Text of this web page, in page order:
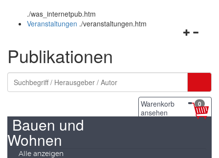
und
schließen
./was_internetpub.htm
Veranstaltungen ./veranstaltungen.htm
Publikationen
Warenkorb
ansehen
0
Bauen und
Wohnen
Alle anzeigen